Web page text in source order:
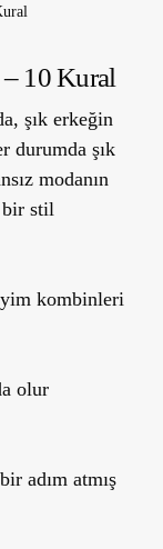
10 Kural
şık erkeğin
durumda şık
modanın
bir stil
kombinleri
olur
adım atmış